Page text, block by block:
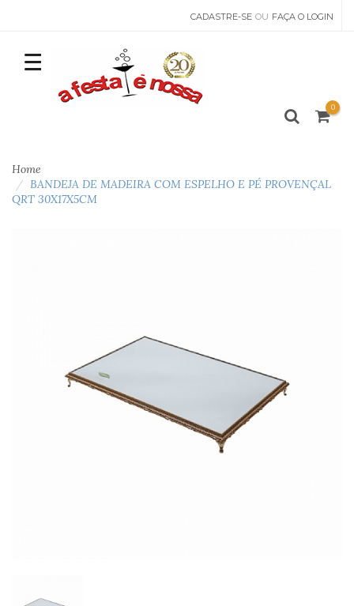
CADASTRE-SE OU FAÇA O LOGIN
0
Home
BANDEJA DE MADEIRA COM ESPELHO E PÉ PROVENÇAL
QRT 30X17X5CM